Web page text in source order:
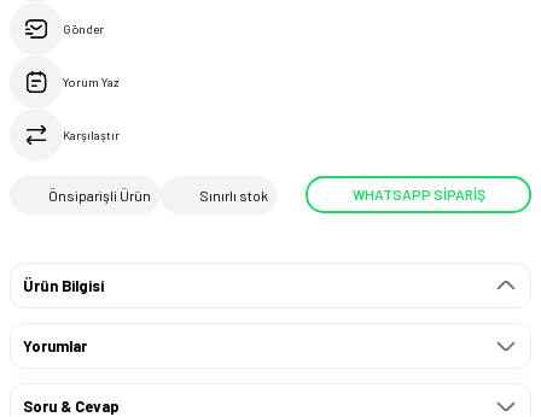
Gönder
Yorum Yaz
Karşılaştır
Önsiparişli Ürün Sınırlı stok WHATSAPP SİPARİŞ
Ürün Bilgisi
Yorumlar
Soru & Cevap